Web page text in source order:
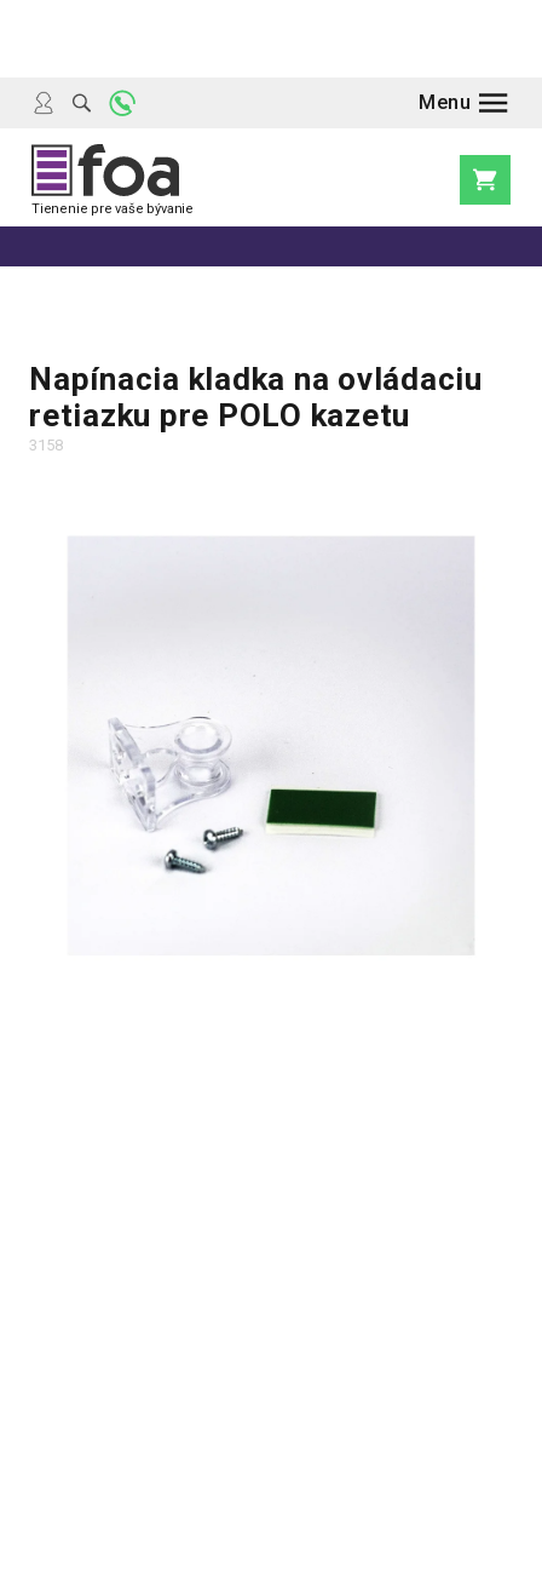
Napínacia kladka na ovládaciu
retiazku pre POLO kazetu
3158